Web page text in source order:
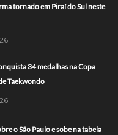
tornado em Piraí do Sul neste
34 medalhas na Copa
Taekwondo
o São Paulo e sobe na tabela